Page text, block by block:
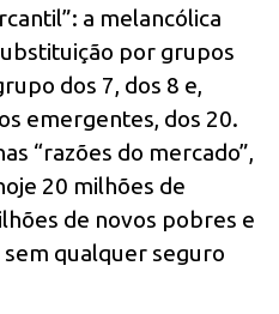
a melancólica
por grupos
dos 7, dos 8 e,
emergentes, dos 20.
“razões do mercado”,
20 milhões de
de novos pobres e
qualquer seguro